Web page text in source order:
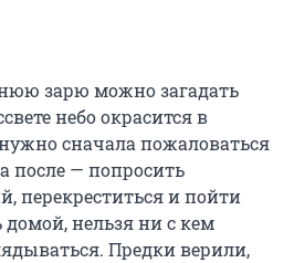
зарю можно загадать
небо окрасится в
сначала пожаловаться
после — попросить
перекреститься и пойти
нельзя ни с кем
Предки верили,